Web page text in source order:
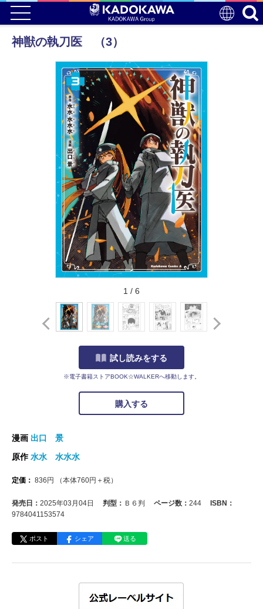
神獣の執刀医 （3）
1 / 6
試し読みをする
※電子書籍ストアBOOK☆WALKERへ移動します。
購入する
漫画 出口 景
原作水水 水水水
定価： 836 円 （本体760円＋税）
発売日： 2025年03月04日 判型： Ｂ６判 ページ数： 244
ISBN：
9784041153574
ポスト シェア 送る